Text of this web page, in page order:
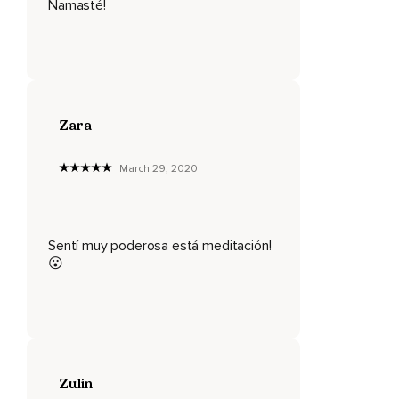
hacer,
Te invito a que si cuentas con un cristal llamado citrino,
Que es de color amarillo,
Puedes acomodarte acostado,
Namasté!
Zara
March 29, 2020
Sentí muy poderosa está meditación!
😮
Zulin